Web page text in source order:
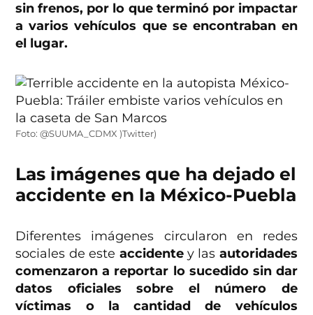
sin frenos, por lo que terminó por impactar
a varios vehículos que se encontraban en
el lugar.
Foto: @SUUMA_CDMX )Twitter)
Las imágenes que ha dejado el
accidente en la México-Puebla
Diferentes imágenes circularon en redes
sociales de este accidentey las autoridades
comenzaron a reportar lo sucedido sin dar
datos oficiales sobre el número de
víctimas o la cantidad de vehículos